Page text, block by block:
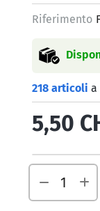
Riferimento
218 articoli a
5,50